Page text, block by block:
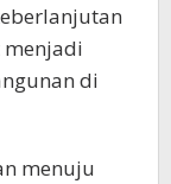
di
menuju